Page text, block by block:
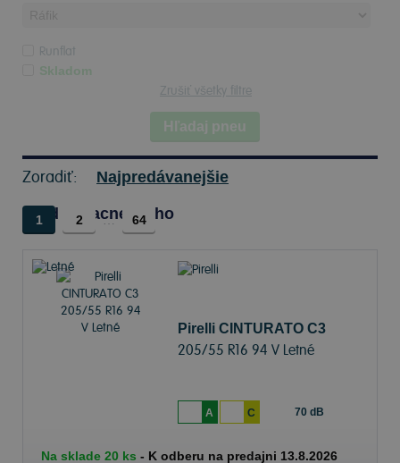
Runflat
Skladom
Zrušiť všetky filtre
Hľadaj pneu
Zoradiť: Najpredávanejšie
Od najlacnejšieho
1 2 … 64
Pirelli CINTURATO C3
205/55 R16 94 V Letné
A C 70 dB
Na sklade 20 ks - K odberu na predajni 13.8.2026